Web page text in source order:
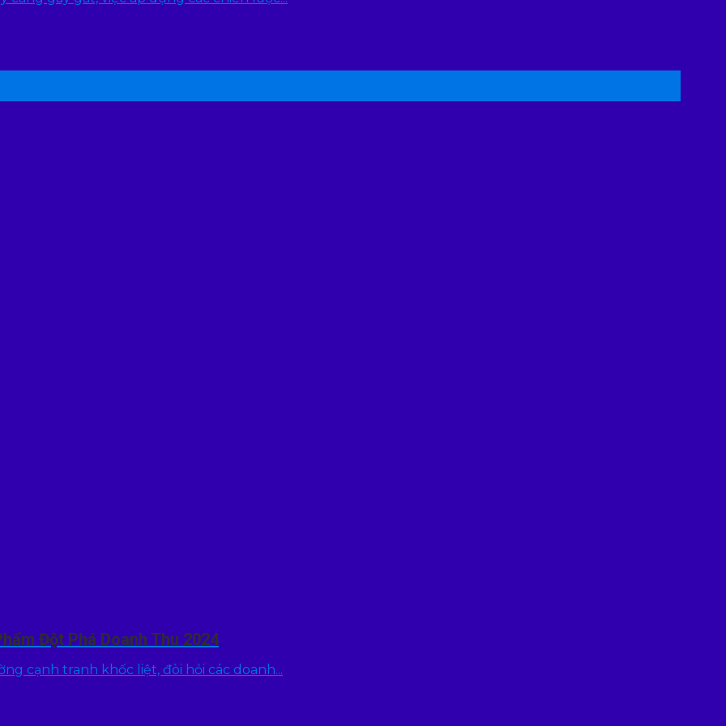
Đột Phá Doanh Thu 2024
cạnh tranh khốc liệt, đòi hỏi các doanh...